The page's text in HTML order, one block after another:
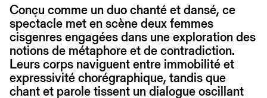
Conçu comme un duo chanté et dansé, ce
spectacle met en scène deux femmes
cisgenres engagées dans une exploration des
notions de métaphore et de contradiction.
Leurs corps naviguent entre immobilité et
expressivité chorégraphique, tandis que
chant et parole tissent un dialogue oscillant